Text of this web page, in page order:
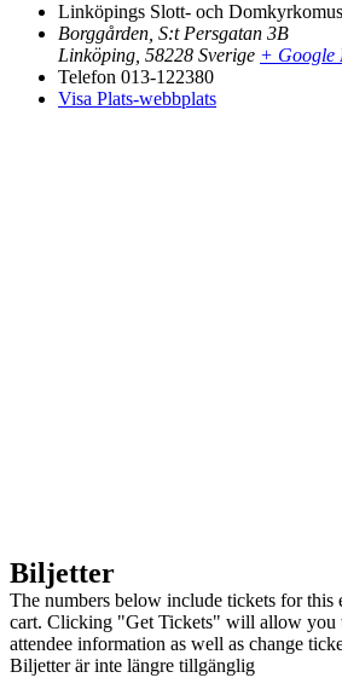
Linköpings Slott- och
Borggården, S:t Persgatan 3B
Linköping 58228 Sverige + Google
Telefon 013-122380
Visa Plats-webbplats
Biljetter
The numbers below include tickets for this
cart. Clicking "Get Tickets" will allow you
attendee information as well as change
Biljetter är inte längre tillgänglig